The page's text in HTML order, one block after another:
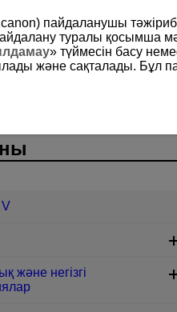
Байланыс функциялары
V
және негізгі
пайдаланушы
туралы қосымша
» түймесін басу
және сақталады. Бұл